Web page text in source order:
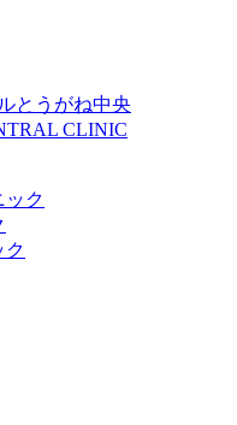
とうがね中央
CLINIC
ック
ク